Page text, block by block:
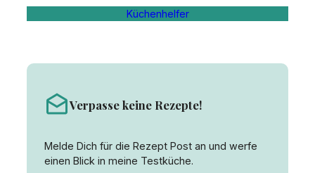
Küchenhelfer
Verpasse keine Rezepte!
Melde Dich für die Rezept Post an und werfe
einen Blick in meine Testküche.